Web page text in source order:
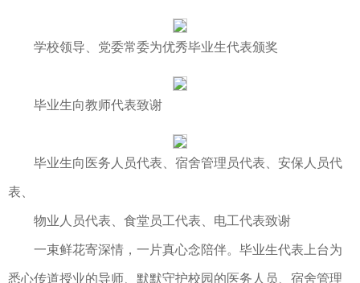
学校领导、党委常委为优秀毕业生代表颁奖
毕业生向教师代表致谢
毕业生向医务人员代表、宿舍管理员代表、安保人员代
表、
物业人员代表、食堂员工代表、电工代表致谢
一束鲜花寄深情，一片真心念陪伴。毕业生代表上台为
悉心传道授业的导师、默默守护校园的医务人员、宿舍管理